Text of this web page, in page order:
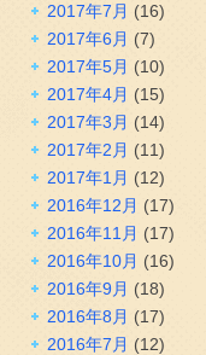
2017年7月 (16)
2017年6月 (7)
2017年5月 (10)
2017年4月 (15)
2017年3月 (14)
2017年2月 (11)
2017年1月 (12)
2016年12月 (17)
2016年11月 (17)
2016年10月 (16)
2016年9月 (18)
2016年8月 (17)
2016年7月 (12)